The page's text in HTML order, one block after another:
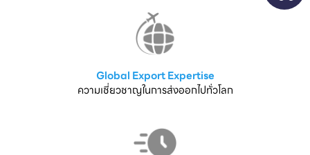
Global Export Expertise
ความเชี่ยวชาญในการส่งออกไปทั่วโลก